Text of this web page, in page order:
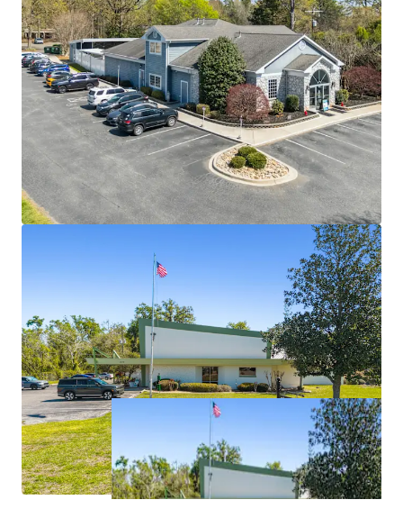
strengthening credit profile
Six-property, 37,489 SF portfolio strategically
positioned across high-growth Florida (5) and
North Carolina (1) Sun Belt markets
Exceptional portfolio-wide site-level EBITDAR
coverage of 9.6x
Zero landlord responsibilities — Tenant bears 100%
of all expenses including roof, structure, taxes,
insurance, CAM, and maintenance
High-growth trade areas including Haines City
(+41% population growth since 2020), New Port
Richey (+15%), and Ocala (+10%)